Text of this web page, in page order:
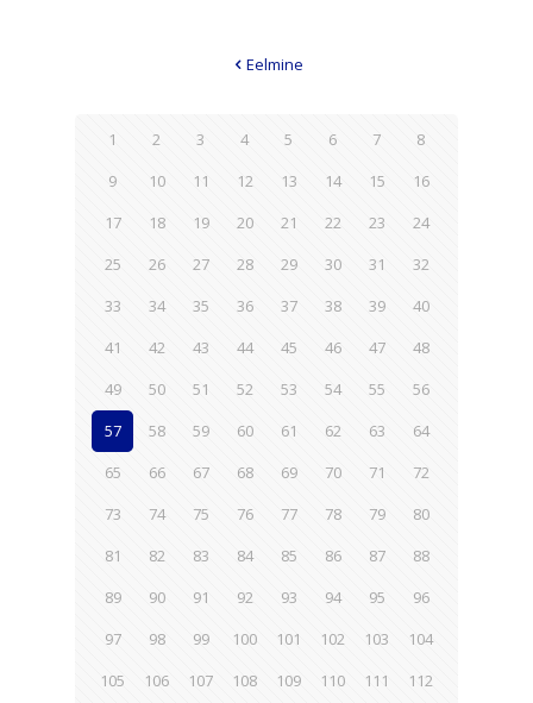
Eelmine
1 2 3 4 5 6 7
8
9
10 11 12 13 14 15
16
17
18 19 20 21 22 23
24
25
26 27 28 29 30 31
32
33
34 35 36 37 38 39
40
41
42 43 44 45 46 47
48
49
50 51 52 53 54 55
56
57
58 59 60 61 62 63
64
65
66 67 68 69 70 71
72
73
74 75 76 77 78 79
80
81
82 83 84 85 86 87
88
89
90 91 92 93 94 95
96
97
98 99 100 101 102 103
104
105
106 107 108 109 110 111
112